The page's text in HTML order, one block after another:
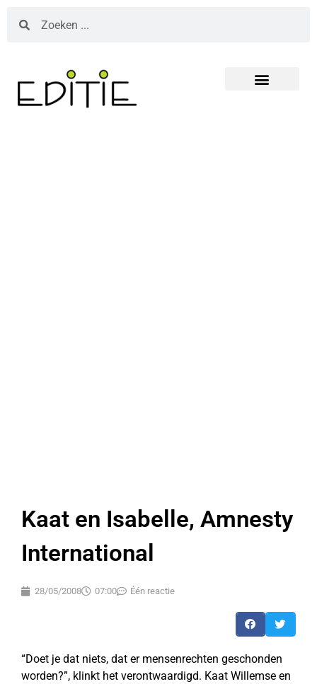
Kaat en Isabelle, Amnesty
International
28/05/2008 07:00 Één reactie
“Doet je dat niets, dat er mensenrechten geschonden
worden?”, klinkt het verontwaardigd. Kaat Willemse en